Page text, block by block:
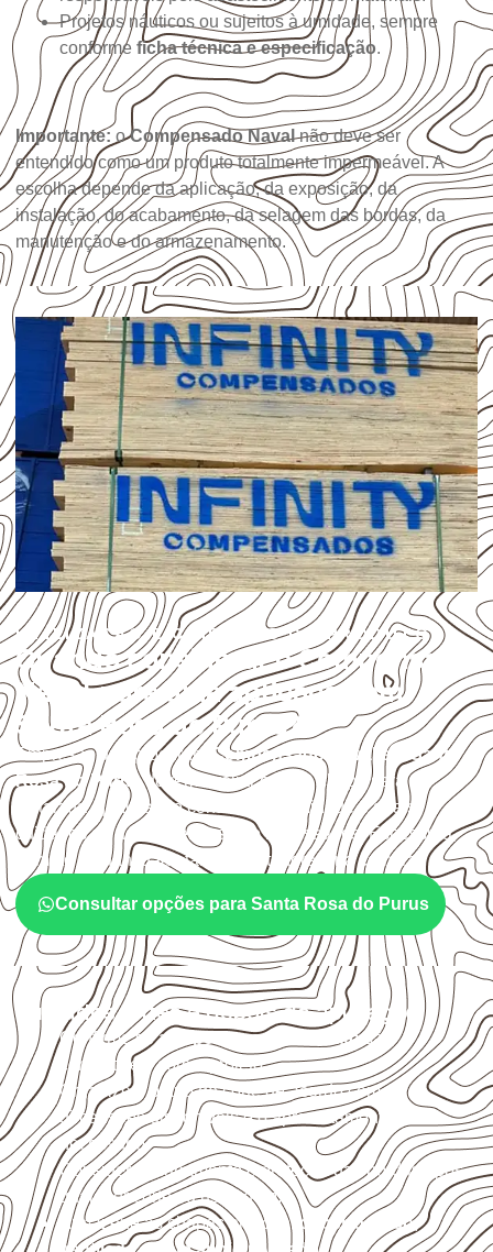
Projetos náuticos ou sujeitos à umidade, sempre
conforme ficha técnica e especificação.
Importante: oCompensado Navalnão deve ser
entendido como um produto totalmente impermeável. A
escolha depende da aplicação, da exposição, da
instalação, do acabamento, da selagem das bordas, da
manutenção e do armazenamento.
UTILIZAÇÃO E CUIDADOS DO PRODUTO
Quando considerar o Compensado
Naval para uma aplicação em
Santa Rosa do Purus?
Empresas que procuram
Compensado Naval em Santa
Rosa do Purusdevem avaliar onde a chapa será
instalada, qual será o contato com umidade e quais
cuidados de acabamento serão necessários. Espessura,
formato e quantidade também interferem na compra.
Consultar opções para Santa Rosa do Purus
Cuidados antes e depois da aplicação
Confirme se a espessura e o formatosão
compatíveis com o projeto.
Organize o plano de corte de acordo com as
dimensões disponíveis e o aproveitamento
necessário.
Considere acabamento e proteção das bordas após
qualquer corte ou usinagem.
Armazene as chapas em local coberto, seco,